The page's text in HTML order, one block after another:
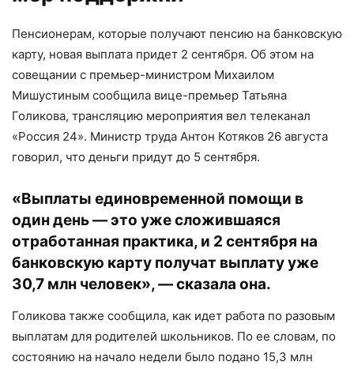
Пенсионерам, которые получают пенсию на банковскую
карту, новая выплата придет 2 сентября. Об этом на
совещании с премьер-министром Михаилом
Мишустиным сообщила вице-премьер Татьяна
Голикова, трансляцию мероприятия вел телеканал
«Россия 24». Министр труда Антон Котяков 26 августа
говорил, что деньги придут до 5 сентября.
«Выплаты единовременной помощи в
один день — это уже сложившаяся
отработанная практика, и 2 сентября на
банковскую карту получат выплату уже
30,7 млн человек», — сказала она.
Голикова также сообщила, как идет работа по разовым
выплатам для родителей школьников. По ее словам, по
состоянию на начало недели было подано 15,3 млн